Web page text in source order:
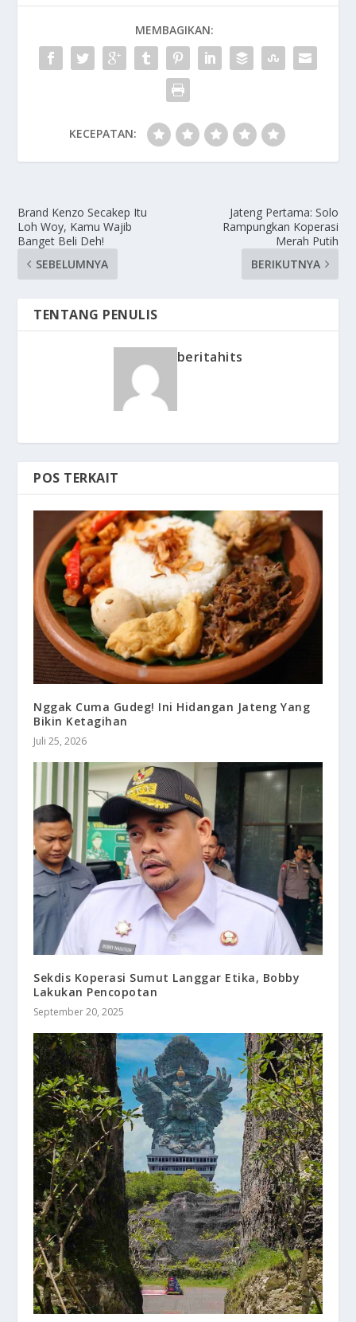
MEMBAGIKAN:
KECEPATAN:
Brand Kenzo Secakep Itu
Loh Woy, Kamu Wajib
Banget Beli Deh!
SEBELUMNYA
Jateng Pertama: Solo
Rampungkan Koperasi
Merah Putih
BERIKUTNYA
TENTANG PENULIS
beritahits
POS TERKAIT
Nggak Cuma Gudeg! Ini Hidangan Jateng Yang
Bikin Ketagihan
Juli 25, 2026
Sekdis Koperasi Sumut Langgar Etika, Bobby
Lakukan Pencopotan
September 20, 2025